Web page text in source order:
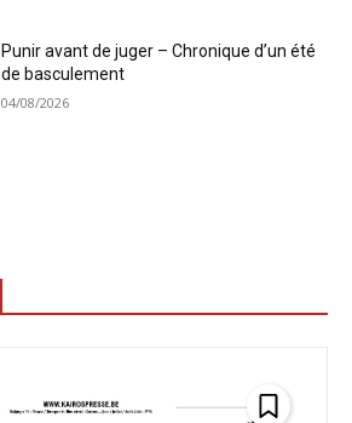
Punir avant de juger – Chronique d’un été
de basculement
04/08/2026